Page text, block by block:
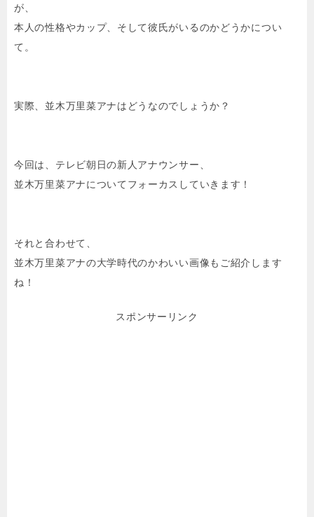
k
が、
本人の性格やカップ、そして彼氏がいるのかどうかについ
て。
実際、並木万里菜アナはどうなのでしょうか？
今回は、テレビ朝日の新人アナウンサー、
並木万里菜アナについてフォーカスしていきます！
それと合わせて、
並木万里菜アナの大学時代のかわいい画像もご紹介します
ね！
スポンサーリンク